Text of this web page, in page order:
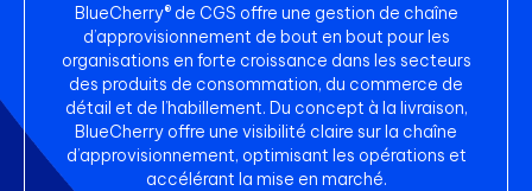
BlueCherry® de CGS offre une gestion de chaîne
d’approvisionnement de bout en bout pour les
organisations en forte croissance dans les secteurs
des produits de consommation, du commerce de
détail et de l’habillement. Du concept à la livraison,
BlueCherry offre une visibilité claire sur la chaîne
d’approvisionnement, optimisant les opérations et
accélérant la mise en marché.